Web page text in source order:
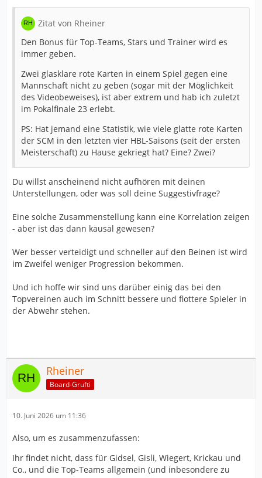
Zitat von Rheiner
Den Bonus für Top-Teams, Stars und Trainer wird es
immer geben.
Zwei glasklare rote Karten in einem Spiel gegen eine
Mannschaft nicht zu geben (sogar mit der Möglichkeit
des Videobeweises), ist aber extrem und hab ich zuletzt
im Pokalfinale 23 erlebt.
PS: Hat jemand eine Statistik, wie viele glatte rote Karten
der SCM in den letzten vier HBL-Saisons (seit der ersten
Meisterschaft) zu Hause gekriegt hat? Eine? Zwei?
Du willst anscheinend nicht aufhören mit deinen
Unterstellungen, oder was soll deine Suggestivfrage?
Eine solche Zusammenstellung kann eine Korrelation zeigen
- aber ist das dann kausal gewesen?
Wer besser verteidigt und schneller auf den Beinen ist wird
im Zweifel weniger Progression bekommen.
Und ich hoffe wir sind uns darüber einig das bei den
Topvereinen auch im Schnitt bessere und flottere Spieler in
der Abwehr stehen.
Rheiner
Board-Grufti
10. Juni 2026 um 11:36
Also, um es zusammenzufassen:
Ihr findet nicht, dass für Gidsel, Gisli, Wiegert, Krickau und
Co., und die Top-Teams allgemein (und inbesondere zu